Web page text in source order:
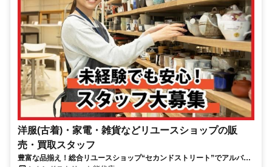
洋服(古着)・家電・雑貨などリユースショップの販
売・買取スタッフ
豊富な品揃え！総合リユースショップ“セカンドストリート”でアルバイ